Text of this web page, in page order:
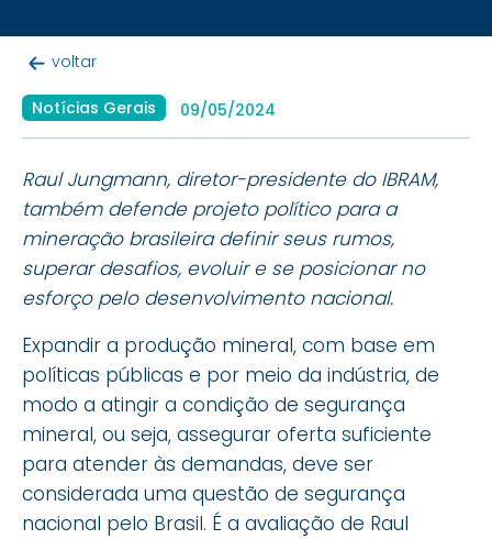
voltar
Notícias Gerais 09/05/2024
Raul Jungmann, diretor-presidente do IBRAM,
também defende projeto político para a
mineração brasileira definir seus rumos,
superar desafios, evoluir e se posicionar no
esforço pelo desenvolvimento nacional.
Expandir a produção mineral, com base em
políticas públicas e por meio da indústria, de
modo a atingir a condição de segurança
mineral, ou seja, assegurar oferta suficiente
para atender às demandas, deve ser
considerada uma questão de segurança
nacional pelo Brasil. É a avaliação de Raul